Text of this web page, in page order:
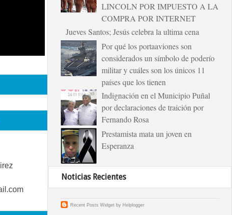
LINCOLN POR IMPUESTO A LA
COMPRA POR INTERNET
Jueves Santos; Jesús celebra la ultima cena
Por qué los portaaviones son
considerados un símbolo de poderío
militar y cuáles son los únicos 11
países que los tienen
Indignación en el Municipio Puñal
por declaraciones de traición por
Fernando Rosa
Prestamista mata un joven en
Esperanza
Noticias Recientes
Recent Posts Widgetby Helplogger